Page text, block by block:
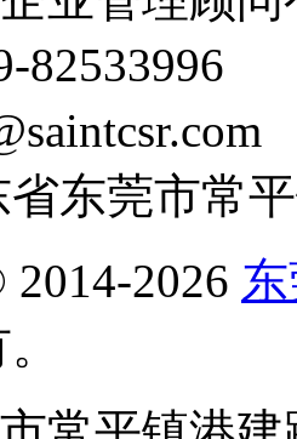
82533996
东莞市常
2026